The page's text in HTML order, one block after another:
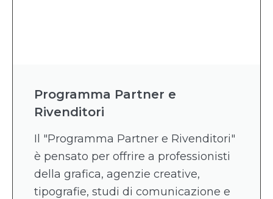
Programma Partner e
Rivenditori
Il "Programma Partner e Rivenditori"
è pensato per offrire a professionisti
della grafica, agenzie creative,
tipografie, studi di comunicazione e